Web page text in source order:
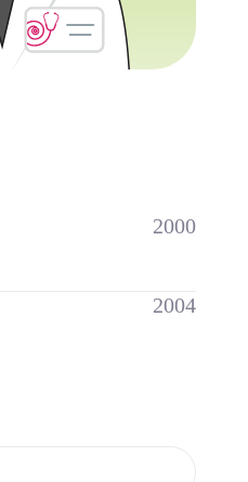
2000
2004